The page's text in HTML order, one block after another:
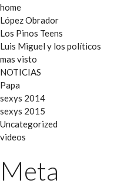
home
López Obrador
Los Pinos Teens
Luis Miguel y los políticos
mas visto
NOTICIAS
Papa
sexys 2014
sexys 2015
Uncategorized
videos
Meta